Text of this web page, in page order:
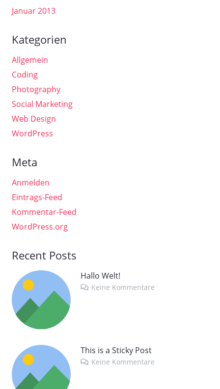
Januar 2013
Kategorien
Allgemein
Coding
Photography
Social Marketing
Web Design
WordPress
Meta
Anmelden
Eintrags-Feed
Kommentar-Feed
WordPress.org
Recent Posts
Hallo Welt!
Keine Kommentare
This is a Sticky Post
Keine Kommentare